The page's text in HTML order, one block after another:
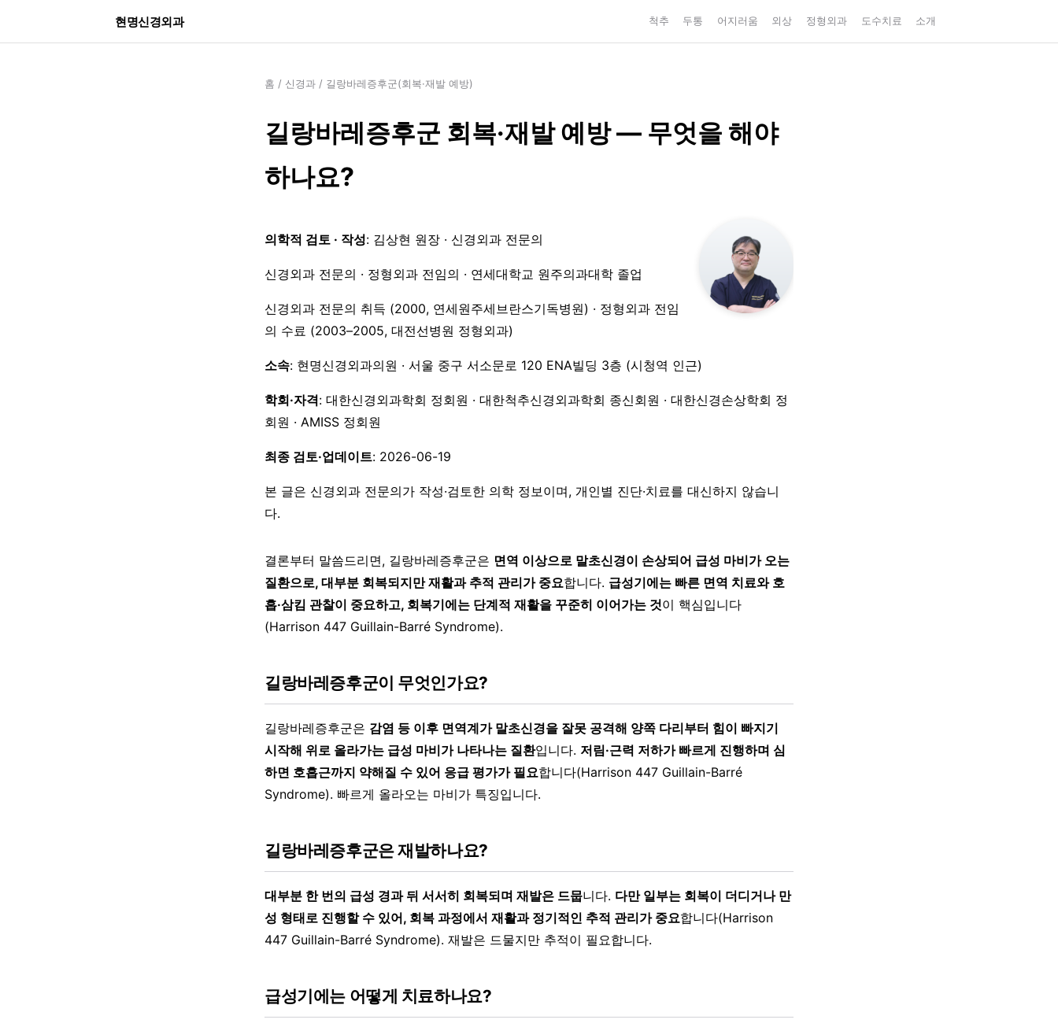
현명신경외과 척추 두통 어지러움 외상 정형외과 도수치료 소개
홈 / 신경과 / 길랑바레증후군(회복·재발 예방)
길랑바레증후군 회복·재발 예방 — 무엇을 해야
하나요?
의학적 검토 · 작성: 김상현 원장 · 신경외과 전문의
신경외과 전문의 · 정형외과 전임의 · 연세대학교 원주의과대학 졸업
신경외과 전문의 취득 (2000, 연세원주세브란스기독병원) · 정형외과 전임
의 수료 (2003–2005, 대전선병원 정형외과)
소속: 현명신경외과의원 · 서울 중구 서소문로 120 ENA빌딩 3층 (시청역 인근)
학회·자격: 대한신경외과학회 정회원 · 대한척추신경외과학회 종신회원 · 대한신경손상학회 정
회원 · AMISS 정회원
최종 검토·업데이트: 2026-06-19
본 글은 신경외과 전문의가 작성·검토한 의학 정보이며, 개인별 진단·치료를 대신하지 않습니
다.
결론부터 말씀드리면, 길랑바레증후군은 면역 이상으로 말초신경이 손상되어 급성 마비가 오는
질환으로, 대부분 회복되지만 재활과 추적 관리가 중요합니다. 급성기에는 빠른 면역 치료와 호
흡·삼킴 관찰이 중요하고, 회복기에는 단계적 재활을 꾸준히 이어가는 것이 핵심입니다
(Harrison 447 Guillain-Barré Syndrome).
길랑바레증후군이 무엇인가요?
길랑바레증후군은 감염 등 이후 면역계가 말초신경을 잘못 공격해 양쪽 다리부터 힘이 빠지기
시작해 위로 올라가는 급성 마비가 나타나는 질환입니다. 저림·근력 저하가 빠르게 진행하며 심
하면 호흡근까지 약해질 수 있어 응급 평가가 필요합니다(Harrison 447 Guillain-Barré
Syndrome). 빠르게 올라오는 마비가 특징입니다.
길랑바레증후군은 재발하나요?
대부분 한 번의 급성 경과 뒤 서서히 회복되며 재발은 드뭅니다. 다만 일부는 회복이 더디거나 만
성 형태로 진행할 수 있어, 회복 과정에서 재활과 정기적인 추적 관리가 중요합니다(Harrison
447 Guillain-Barré Syndrome). 재발은 드물지만 추적이 필요합니다.
급성기에는 어떻게 치료하나요?